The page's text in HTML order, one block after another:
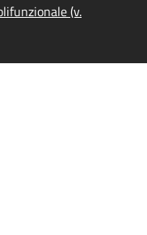
(v.